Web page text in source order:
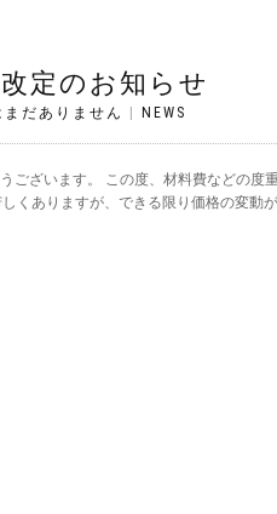
定のお知らせ
だありません NEWS
ございます。 この度、材料費などの度
くありますが、できる限り価格の変動